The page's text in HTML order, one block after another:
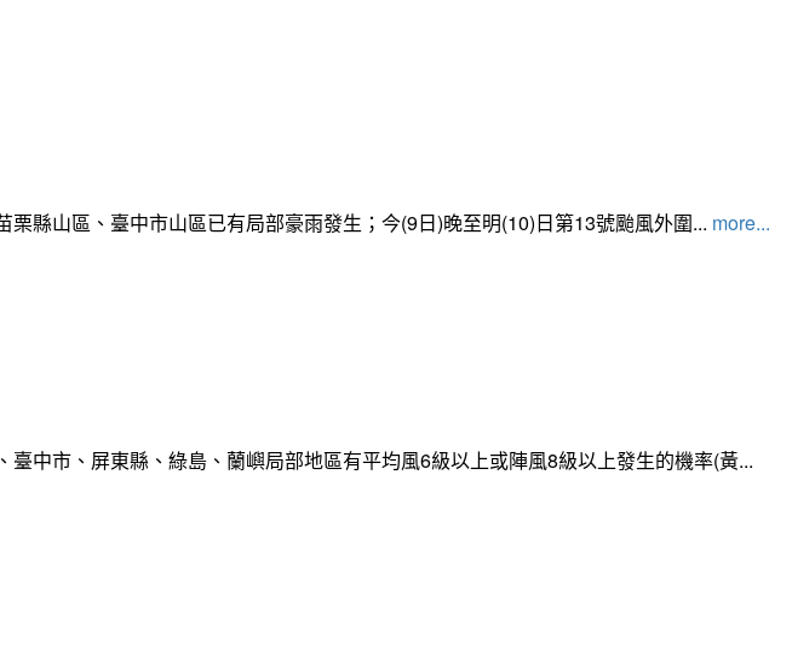
縣山區、臺中市山區已有局部豪雨發生；今(9日)晚至明(10)日第13號颱風外圍... more...
中市、屏東縣、綠島、蘭嶼局部地區有平均風6級以上或陣風8級以上發生的機率(黃...